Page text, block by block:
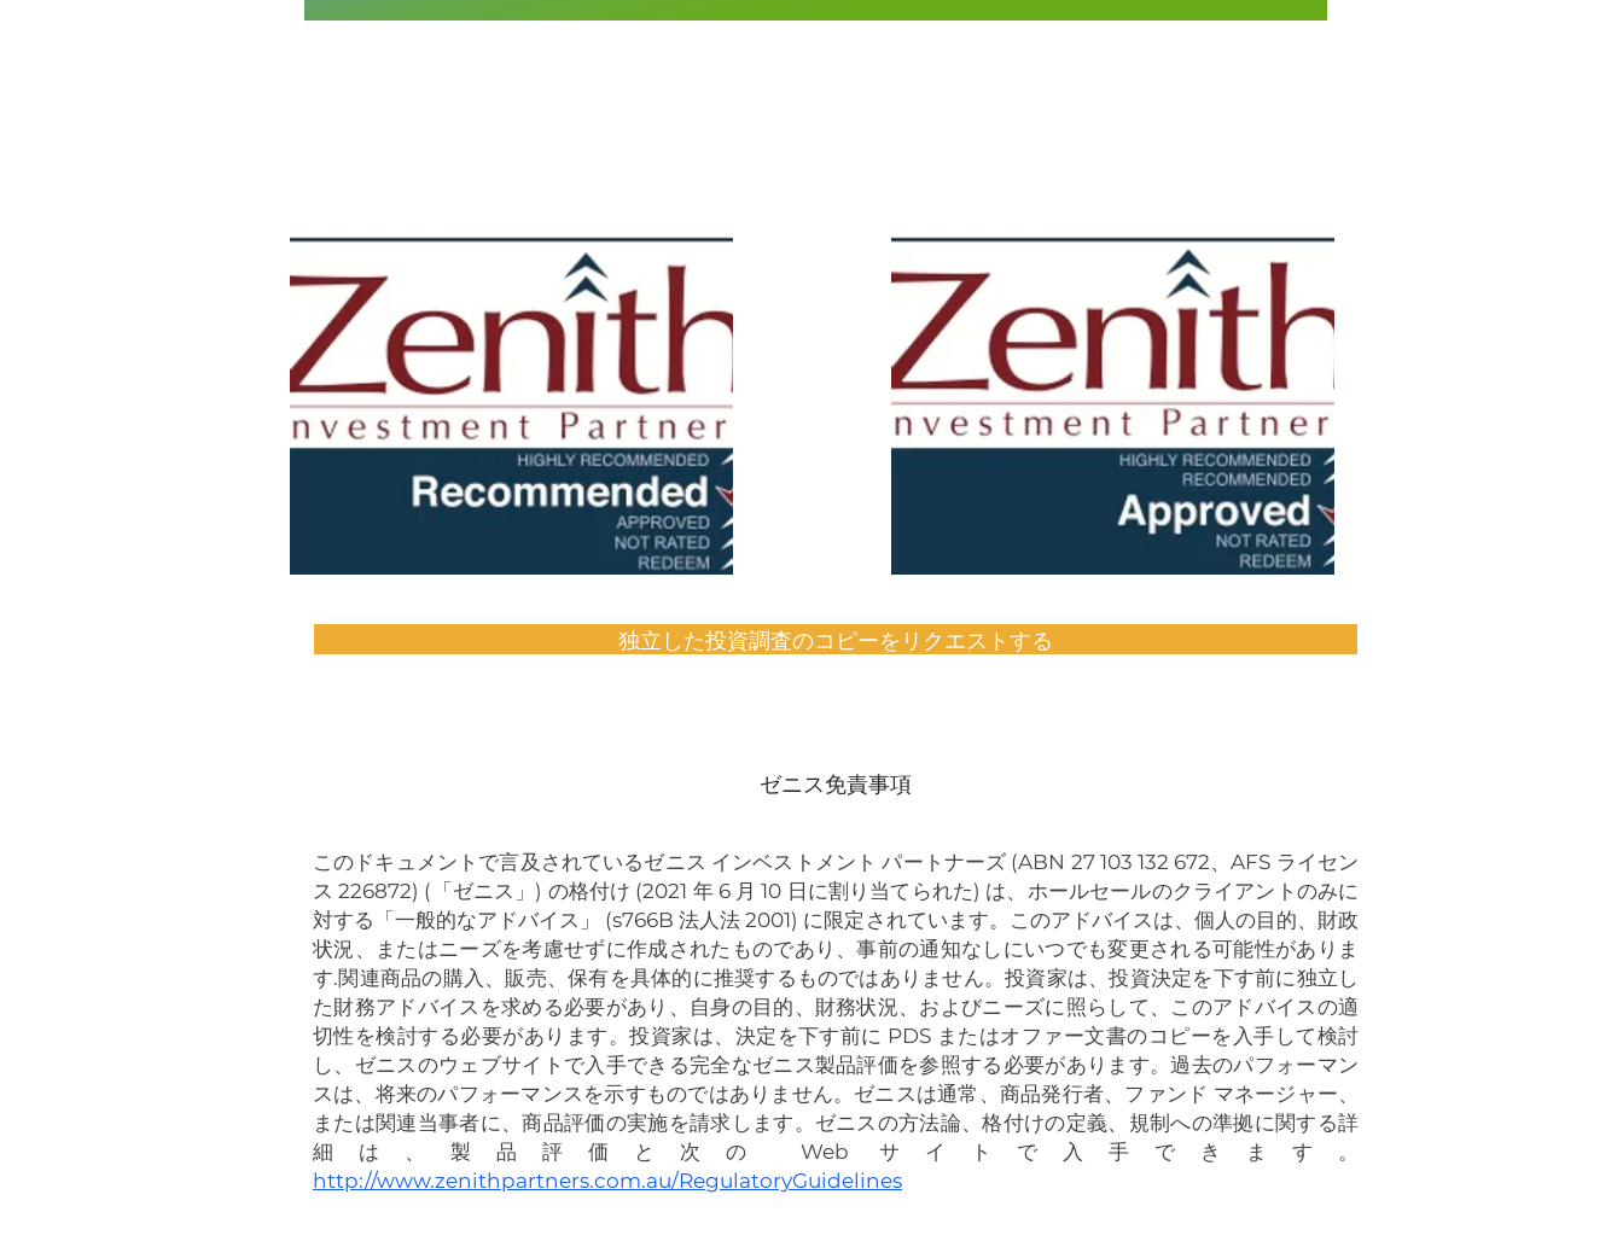
独立した投資調査のコピーをリクエストする
ゼニス免責事項
このドキュメントで言及されているゼニス インベストメント パートナーズ (ABN 27 103 132 672、AFS ライセン
ス 226872) (「ゼニス」) の格付け (2021 年 6 月 10 日に割り当てられた) は、ホールセールのクライアントのみに
対する「一般的なアドバイス」 (s766B 法人法 2001) に限定されています。このアドバイスは、個人の目的、財政
状況、またはニーズを考慮せずに作成されたものであり、事前の通知なしにいつでも変更される可能性がありま
す.関連商品の購入、販売、保有を具体的に推奨するものではありません。投資家は、投資決定を下す前に独立し
た財務アドバイスを求める必要があり、自身の目的、財務状況、およびニーズに照らして、このアドバイスの適
切性を検討する必要があります。投資家は、決定を下す前に PDS またはオファー文書のコピーを入手して検討
し、ゼニスのウェブサイトで入手できる完全なゼニス製品評価を参照する必要があります。過去のパフォーマン
スは、将来のパフォーマンスを示すものではありません。ゼニスは通常、商品発行者、ファンド マネージャー、
または関連当事者に、商品評価の実施を請求します。ゼニスの方法論、格付けの定義、規制への準拠に関する詳
細は、製品評価と次の Web サイトで入手できます。
http://www.zenithpartners.com.au/RegulatoryGuidelines